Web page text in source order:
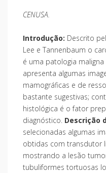
CENUSA.
Introdução: Descrito
Lee e Tannenbaum o
é uma patologia
apresenta algumas
mamográficas e de
bastante sugestivas;
histológica é o fator
diagnóstico. Descrição
selecionadas algumas
obtidas com transdutor
mostrando a lesão
tubuliformes tortuosas